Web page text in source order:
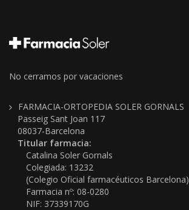
No cerramos por vacaciones
FARMACIA-ORTOPEDIA SOLER GORNALS
Passeig Sant Joan 117
08037-Barcelona
Titular farmacia:
Catalina Soler Gornals
Colegiada: 13232
(Colegio Oficial farmacéuticos Barcelona)
Farmacia nº: 08-0280
NIF: 37339170G